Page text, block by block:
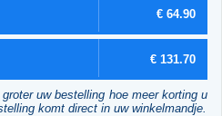
€ 64.90
€ 131.70
uw bestelling hoe meer korting u
komt direct in uw winkelmandje.